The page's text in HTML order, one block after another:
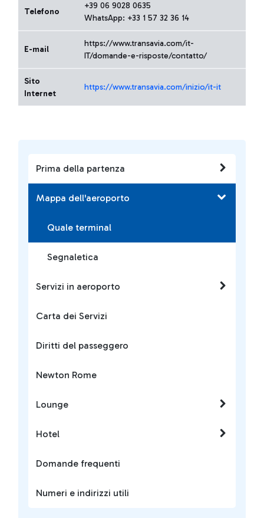
Prima della partenza
Mappa dell'aeroporto
Quale terminal
Segnaletica
Servizi in aeroporto
Carta dei Servizi
Diritti del passeggero
Newton Rome
Lounge
Hotel
Domande frequenti
Numeri e indirizzi utili
Telefono
+39 06 9028 0635
WhatsApp: +33 1 57 32 36 14
E-mail
https://www.transavia.com/it-
IT/domande-e-risposte/contatto/
Sito
Internet
https://www.transavia.com/inizio/it-it